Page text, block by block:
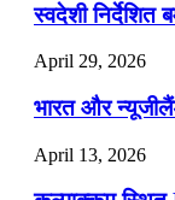
स्वदेशी निर्देशित
April 29, 2026
भारत और
April 13, 2026